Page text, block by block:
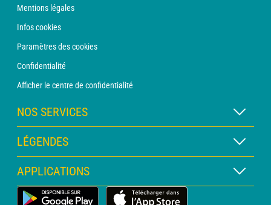
Mentions légales
Infos cookies
Paramètres des cookies
Confidentialité
Afficher le centre de confidentialité
NOS SERVICES
Abonnement METEO Xpert
Abonnement METEO PRO
Consultation avec un prévisionniste
Bulletin PRO
LÉGENDES
Légende des cartes
Légende des pictogrammes
APPLICATIONS
Application Météo Terrestre